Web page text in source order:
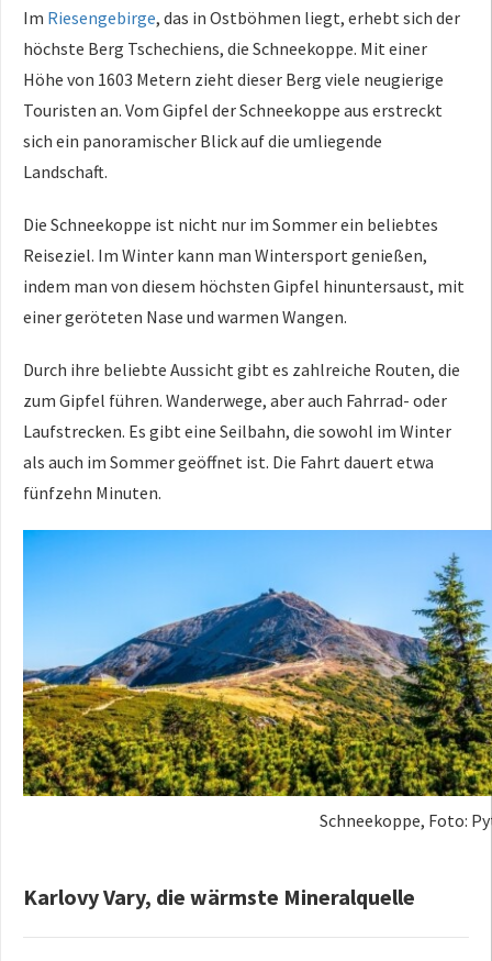
Im Riesengebirge, das in Ostböhmen liegt, erhebt sich der
höchste Berg Tschechiens, die Schneekoppe. Mit einer
Höhe von 1603 Metern zieht dieser Berg viele neugierige
Touristen an. Vom Gipfel der Schneekoppe aus erstreckt
sich ein panoramischer Blick auf die umliegende
Landschaft.
Die Schneekoppe ist nicht nur im Sommer ein beliebtes
Reiseziel. Im Winter kann man Wintersport genießen,
indem man von diesem höchsten Gipfel hinuntersaust, mit
einer geröteten Nase und warmen Wangen.
Durch ihre beliebte Aussicht gibt es zahlreiche Routen, die
zum Gipfel führen. Wanderwege, aber auch Fahrrad- oder
Laufstrecken. Es gibt eine Seilbahn, die sowohl im Winter
als auch im Sommer geöffnet ist. Die Fahrt dauert etwa
fünfzehn Minuten.
Schneekoppe, Foto:
Karlovy Vary, die wärmste Mineralquelle